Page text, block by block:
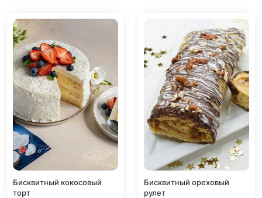
Бисквитный кокосовый
торт
Бисквитный ореховый
рулет